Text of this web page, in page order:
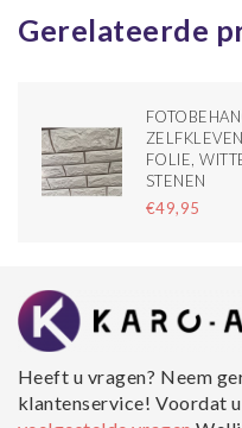
Gerelateerde
FOLIE,
STENEN
€49,95
Heeft u vragen? Neem
klantenservice! Voordat